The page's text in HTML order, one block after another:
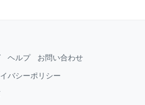
ヘルプ お問い合わせ
バシーポリシー